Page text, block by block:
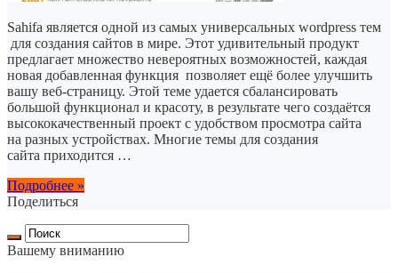
Sahifa является одной из самых универсальных wordpress тем
для создания сайтов в мире. Этот удивительный продукт
предлагает множество невероятных возможностей, каждая
новая добавленная функция позволяет ещё более улучшить
вашу веб-страницу. Этой теме удается сбалансировать
большой функционал и красоту, в результате чего создаётся
высококачественный проект с удобством просмотра сайта
на разных устройствах. Многие темы для создания
сайта приходится …
Подробнее »
Поделиться
Вашему вниманию